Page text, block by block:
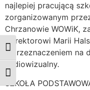
Przełącz wysoki
Zmień rozmiar czcionek
najlepiej pracującą
zorganizowanym
Chrzanowie WOWiK,
Dyrektorowi Marii
z przeznaczeniem na
audiowizualny.
SZKOŁA